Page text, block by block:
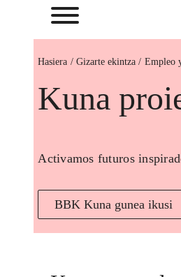
Hasiera Empleo
Kuna
Activamos futuros
BBK Kuna gunea ikusi